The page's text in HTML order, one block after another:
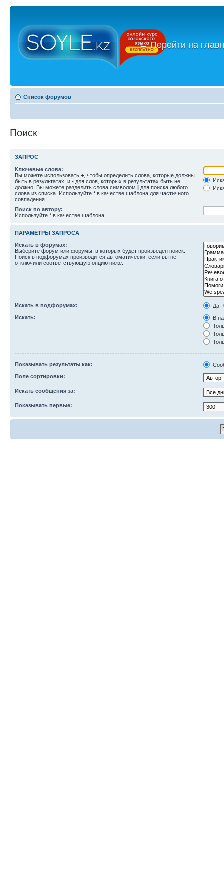
←Перейти на
Список форумов
Поиск
ЗАПРОС
Ключевые слова:
Вы можете использовать + , чтобы определить слова, которые должны
быть в результатах, и - для слов, которых в результатах быть не
должно. Вы можете разделить слова символом | для поиска любого
слова из списка. Используйте * в качестве шаблона для частичного
совпадения.
Поиск по автору:
Используйте * в качестве шаблона.
ПАРАМЕТРЫ ЗАПРОСА
Искать в форумах:
Выберите форум или форумы, в которых будет произведён поиск.
Поиск в подфорумах производится автоматически, если вы не
отключили соответствующую опцию ниже.
Искать в подфорумах:
Да
Искать:
В
Показывать результаты как:
Поле сортировки:
Искать сообщения за:
Показывать первые: